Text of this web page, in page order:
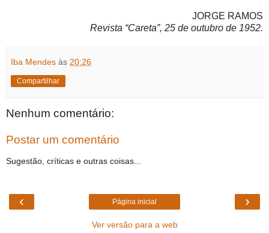
JORGE RAMOS
Revista “Careta”, 25 de outubro de 1952.
Iba Mendes às 20:26
Compartilhar
Nenhum comentário:
Postar um comentário
Sugestão, críticas e outras coisas...
‹ ›
Página inicial
Ver versão para a web